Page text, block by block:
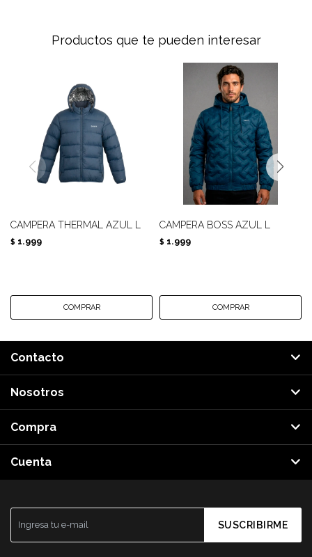
Productos que te pueden interesar
CAMPERA THERMAL AZUL L
$ 1.999
CAMPERA BOSS AZUL L
$ 1.999
SUSCRIBIRME
Contacto
Nosotros
Compra
Cuenta